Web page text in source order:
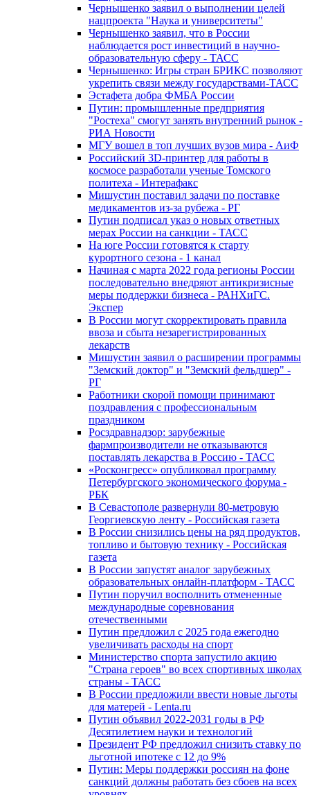
Чернышенко заявил о выполнении целей
нацпроекта "Наука и университеты"
Чернышенко заявил, что в России
наблюдается рост инвестиций в научно-
образовательную сферу - ТАСС
Чернышенко: Игры стран БРИКС позволяют
укрепить связи между государствами-ТАСС
Эстафета добра ФМБА России
Путин: промышленные предприятия
"Ростеха" смогут занять внутренний рынок -
РИА Новости
МГУ вошел в топ лучших вузов мира - АиФ
Российский 3D-принтер для работы в
космосе разработали ученые Томского
политеха - Интерафакс
Мишустин поставил задачи по поставке
медикаментов из-за рубежа - РГ
Путин подписал указ о новых ответных
мерах России на санкции - ТАСС
На юге России готовятся к старту
курортного сезона - 1 канал
Начиная с марта 2022 года регионы России
последовательно внедряют антикризисные
меры поддержки бизнеса - РАНХиГС.
Экспер
В России могут скорректировать правила
ввоза и сбыта незарегистрированных
лекарств
Мишустин заявил о расширении программы
"Земский доктор" и "Земский фельдшер" -
РГ
Работники скорой помощи принимают
поздравления с профессиональным
праздником
Росздравнадзор: зарубежные
фармпроизводители не отказываются
поставлять лекарства в Россию - ТАСС
«Росконгресс» опубликовал программу
Петербургского экономического форума -
РБК
В Севастополе развернули 80-метровую
Георгиевскую ленту - Российская газета
В России снизились цены на ряд продуктов,
топливо и бытовую технику - Российская
газета
В России запустят аналог зарубежных
образовательных онлайн-платформ - ТАСС
Путин поручил восполнить отмененные
международные соревнования
отечественными
Путин предложил с 2025 года ежегодно
увеличивать расходы на спорт
Министерство спорта запустило акцию
"Страна героев" во всех спортивных школах
страны - ТАСС
В России предложили ввести новые льготы
для матерей - Lenta.ru
Путин объявил 2022-2031 годы в РФ
Десятилетием науки и технологий
Президент РФ предложил снизить ставку по
льготной ипотеке с 12 до 9%
Путин: Меры поддержки россиян на фоне
санкций должны работать без сбоев на всех